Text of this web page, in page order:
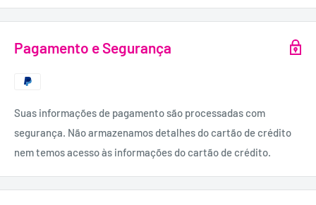
Pagamento e Segurança
Suas informações de pagamento são processadas com
segurança. Não armazenamos detalhes do cartão de crédito
nem temos acesso às informações do cartão de crédito.